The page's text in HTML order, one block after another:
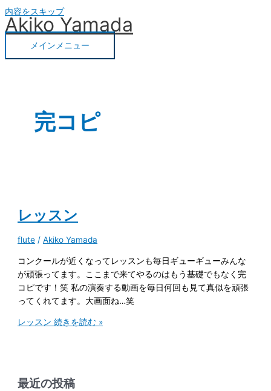
内容をスキップ
Akiko Yamada
メインメニュー
完コピ
レッスン
flute /Akiko Yamada
コンクールが近くなってレッスンも毎日ギューギューみんな
が頑張ってます。ここまで来てやるのはもう基礎でもなく完
コピです！笑 私の演奏する動画を毎日何回も見て真似を頑張
ってくれてます。大画面ね…笑
レッスン 続きを読む »
最近の投稿